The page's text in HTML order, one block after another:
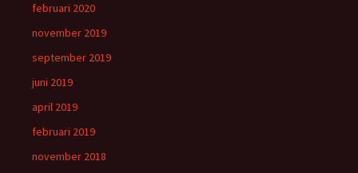
februari 2020
november 2019
september 2019
juni 2019
april 2019
februari 2019
november 2018